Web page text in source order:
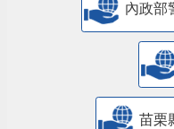
內政部
苗栗